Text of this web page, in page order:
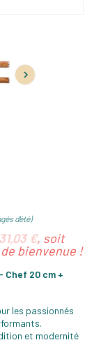

d'été)
€, soit
bienvenue !
Chef 20 cm +
les passionnés
et modernité